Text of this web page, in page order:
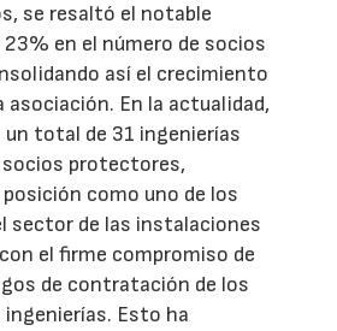
se resaltó el notable
en el número de socios
así el crecimiento
asociación. En la actualidad,
un total de 31 ingenierías
socios protectores,
como uno de los
sector de las instalaciones
el firme compromiso de
de contratación de los
ingenierías. Esto ha